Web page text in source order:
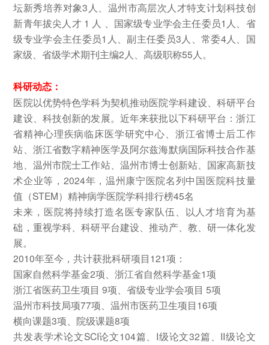
坛新秀培养对象3人、温州市高层次人才特支计划科技创
新青年拔尖人才 1 人 、国家级专业学会主任委员1人、省
级专业学会主任委员1人、副主任委员3人、常委4人、国
家级、省级学术期刊主编2人、高级职称55人。
科研动态：
医院以优势特色学科为契机推动医院学科建设、科研平台
建设、科技创新的发展。近年来获批以下科研平台：浙江
省精神心理疾病临床医学研究中心、浙江省博士后工作
站、浙江省数字精神医学及阿尔兹海默病国际科技合作基
地、温州市院士工作站、温州市博士创新站、国家高新技
术企业等，2024年，温州康宁医院名列中国医院科技量
值（STEM）精神病学医院学科排行榜45名
未来，医院将持续打造名医专家队伍、以人才培育为基
础，重视学科、科研平台建设、推动产、教、研一体化发
展。
2010年至今，共计获批科研项目121项：
国家自然科学基金2项、浙江省自然科学基金1项
浙江省医药卫生项目 9项、省级专业学会项目 5项
温州市科技局项77项、温州市医药卫生项目16项
横向课题3项、院级课题8项
共发表学术论文SCI论文104篇、I级论文32篇、II级论文